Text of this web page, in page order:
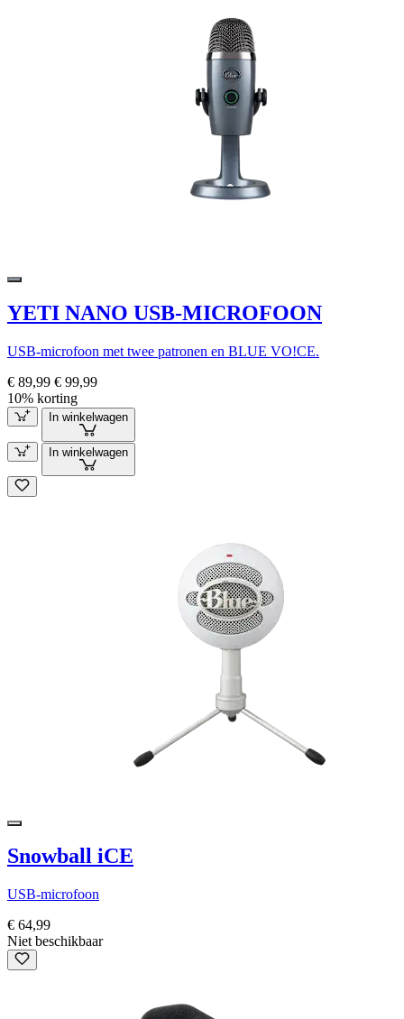
YETI NANO USB-MICROFOON
USB-microfoon met twee patronen en BLUE VO!CE.
€ 89,99 € 99,99
10% korting
In winkelwagen
In winkelwagen
Snowball iCE
USB-microfoon
€ 64,99
Niet beschikbaar